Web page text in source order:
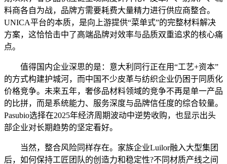
料商各自为战，品牌方需要耗费大量精力进行供应商整合。
UNICA平台的本质，是向上游提供“菜单式”的完整材料解决
方案，这恰恰击中了高端品牌对效率与品质双重追求的核心痛
点。
值得国内企业深思的是：意大利同行正在用“工艺+资本”
的方式构建护城河，而中国不少皮革与纺织企业仍困于同质化
价格竞争。未来五年，奢侈品材料领域的竞争不再是单一产品
的比拼，而是系统能力、服务深度与品牌信任度的综合较量。
Pasubio选择在2025年经济周期波动中逆势收购，也显示出头
部企业对长期趋势的坚定看好。
当然，整合风险同样存在。家族企业Luilor融入大型集团
后，如何保持工匠团队的创造力和稳定性?不同材质产线之间